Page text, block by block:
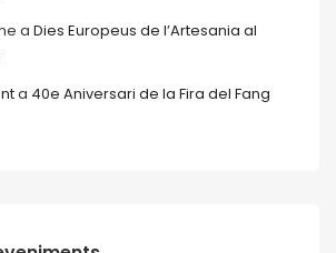
a Dies Europeus de l’Artesania al
a 40e Aniversari de la Fira del Fang